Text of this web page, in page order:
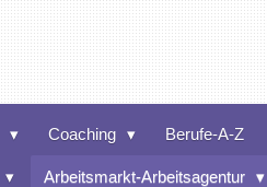
Coaching Berufe-A-Z
Arbeitsmarkt-Arbeitsagentur